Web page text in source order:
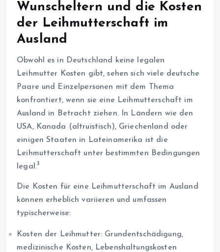
Wunscheltern und die Kosten
der Leihmutterschaft im
Ausland
Obwohl es in Deutschland keine legalen
Leihmutter Kosten gibt, sehen sich viele deutsche
Paare und Einzelpersonen mit dem Thema
konfrontiert, wenn sie eine Leihmutterschaft im
Ausland in Betracht ziehen. In Ländern wie den
USA, Kanada (altruistisch), Griechenland oder
einigen Staaten in Lateinamerika ist die
Leihmutterschaft unter bestimmten Bedingungen
legal.3
Die Kosten für eine Leihmutterschaft im Ausland
können erheblich variieren und umfassen
typischerweise:
Kosten der Leihmutter: Grundentschädigung,
medizinische Kosten, Lebenshaltungskosten